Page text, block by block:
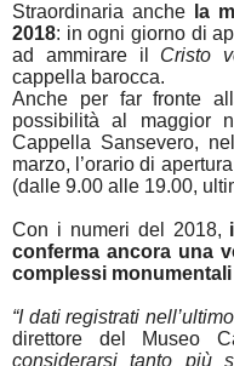
Straordinaria anche
la
2018: in ogni giorno di
ad ammirare il Cristo
cappella barocca.
Anche per far fronte
possibilità al maggior
Cappella Sansevero,
marzo, l’orario di
(dalle 9.00 alle 19.00,
Con i numeri del 2018,
conferma ancora una
complessi
“I dati registrati
direttore del Museo
considerarsi tanto più